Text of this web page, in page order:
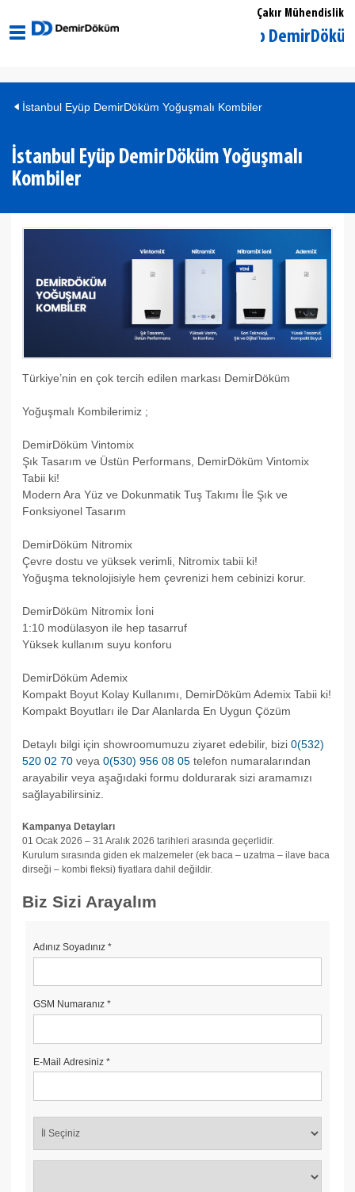
Çakır Mühendislik
İstanbul Eyüp DemirDöküm
İstanbul Eyüp DemirDöküm Yoğuşmalı Kombiler
İstanbul Eyüp DemirDöküm Yoğuşmalı
Kombiler
Türkiye’nin en çok tercih edilen markası DemirDöküm
Yoğuşmalı Kombilerimiz ;
DemirDöküm Vintomix
Şık Tasarım ve Üstün Performans, DemirDöküm Vintomix
Tabii ki!​
Modern Ara Yüz ve Dokunmatik Tuş Takımı İle Şık ve
Fonksiyonel Tasarım​
DemirDöküm Nitromix
Çevre dostu ve yüksek verimli, Nitromix tabii ki!
Yoğuşma teknolojisiyle hem çevrenizi hem cebinizi korur.
DemirDöküm Nitromix İoni
1:10 modülasyon ile hep tasarruf
Yüksek kullanım suyu konforu
DemirDöküm Ademix
Kompakt Boyut Kolay Kullanımı, DemirDöküm Ademix Tabii ki!​
Kompakt Boyutları ile Dar Alanlarda En Uygun Çözüm
Detaylı bilgi için showroomumuzu ziyaret edebilir, bizi 0(532)
520 02 70 veya 0(530) 956 08 05 telefon numaralarından
arayabilir veya aşağıdaki formu doldurarak sizi aramamızı
sağlayabilirsiniz.
Kampanya Detayları
01 Ocak 2026 – 31 Aralık 2026 tarihleri arasında geçerlidir.
Kurulum sırasında giden ek malzemeler (ek baca – uzatma – ilave baca
dirseği – kombi fleksi) fiyatlara dahil değildir.
Biz Sizi Arayalım
Adınız Soyadınız*
GSM Numaranız*
E-Mail Adresiniz*